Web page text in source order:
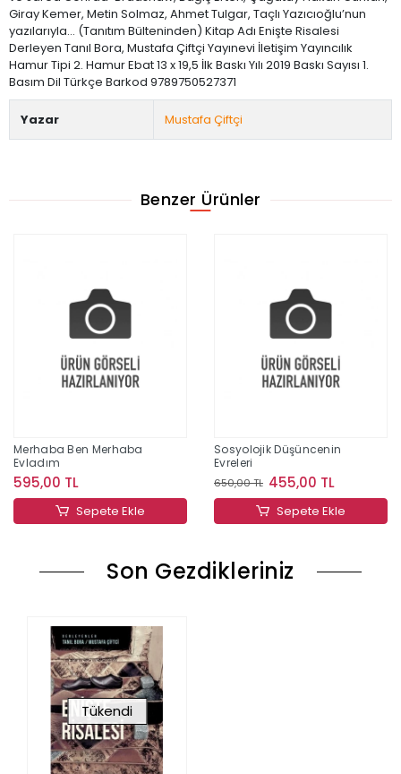
Giray Kemer, Metin Solmaz, Ahmet Tulgar, Taçlı Yazıcıoğlu’nun
yazılarıyla… (Tanıtım Bülteninden) Kitap Adı Enişte Risalesi
Derleyen Tanıl Bora, Mustafa Çiftçi Yayınevi İletişim Yayıncılık
Hamur Tipi 2. Hamur Ebat 13 x 19,5 İlk Baskı Yılı 2019 Baskı Sayısı 1.
Basım Dil Türkçe Barkod 9789750527371
Yazar Mustafa Çiftçi
Benzer Ürünler
Merhaba Ben Merhaba
Evladım
595,00 TL
Sepete Ekle
Sosyolojik Düşüncenin
Evreleri
650,00 TL 455,00 TL
Sepete Ekle
Son Gezdikleriniz
Tükendi